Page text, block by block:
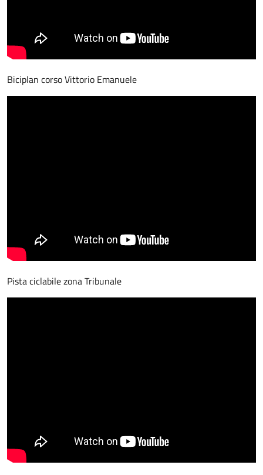
Biciplan corso Vittorio Emanuele
Pista ciclabile zona Tribunale